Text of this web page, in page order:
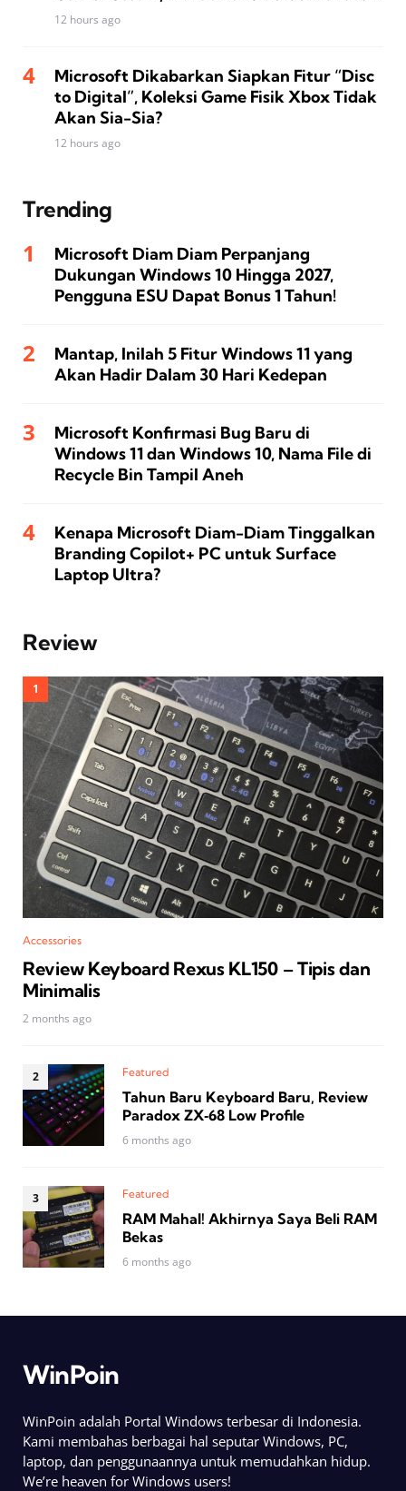
12 hours ago
Microsoft Dikabarkan Siapkan Fitur “Disc
to Digital”, Koleksi Game Fisik Xbox Tidak
Akan Sia-Sia?
12 hours ago
Trending
Microsoft Diam Diam Perpanjang
Dukungan Windows 10 Hingga 2027,
Pengguna ESU Dapat Bonus 1 Tahun!
Mantap, Inilah 5 Fitur Windows 11 yang
Akan Hadir Dalam 30 Hari Kedepan
Microsoft Konfirmasi Bug Baru di
Windows 11 dan Windows 10, Nama File di
Recycle Bin Tampil Aneh
Kenapa Microsoft Diam-Diam Tinggalkan
Branding Copilot+ PC untuk Surface
Laptop Ultra?
Review
Accessories
Review Keyboard Rexus KL150 – Tipis dan
Minimalis
2 months ago
Featured
Tahun Baru Keyboard Baru, Review
Paradox ZX‑68 Low Profile
6 months ago
Featured
RAM Mahal! Akhirnya Saya Beli RAM
Bekas
6 months ago
WinPoin
WinPoin adalah Portal Windows terbesar di Indonesia.
Kami membahas berbagai hal seputar Windows, PC,
laptop, dan penggunaannya untuk memudahkan hidup.
We’re heaven for Windows users!